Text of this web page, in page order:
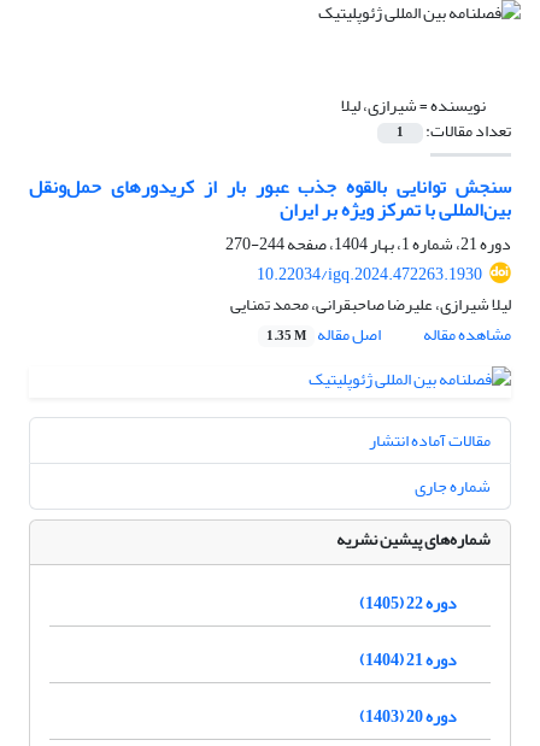
نویسنده =شیرازی، لیلا
تعداد مقالات: 1
سنجش توانایی بالقوه جذب عبور بار از کریدورهای حمل‌ونقل
بین‌المللی با تمرکز ویژه بر ایران
دوره 21، شماره 1، بهار 1404، صفحه
244-270
10.22034/igq.2024.472263.1930
لیلا شیرازی، علیرضا صاحبقرانی، محمد تمنایی
مشاهده مقاله
اصل مقاله 1.35 M
مقالات آماده انتشار
شماره جاری
شماره‌های پیشین نشریه
دوره 22 (1405)
دوره 21 (1404)
دوره 20 (1403)